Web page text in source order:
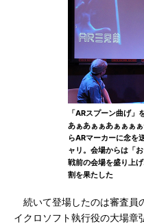
「ARスプーン曲げ」
あぁあぁぁあぁぁぁ
らARマーカーに念を
ャリ。会場からは「
戦前の会場を盛り上
割を果たした
続いて登場したのは審査員
イクロソフト執行役の大場章